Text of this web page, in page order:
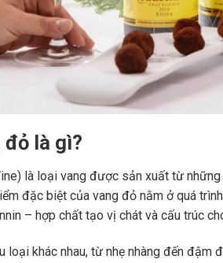
đỏ là gì?
là loại vang được sản xuất từ
đặc biệt của vang đỏ nằm ở quá
– hợp chất tạo vị chát và cấu trúc
loại khác nhau, từ nhẹ nhàng đến